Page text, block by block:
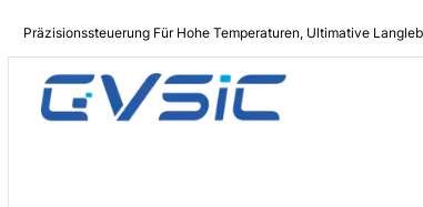
Präzisionssteuerung Für Hohe Temperaturen, Ultimative